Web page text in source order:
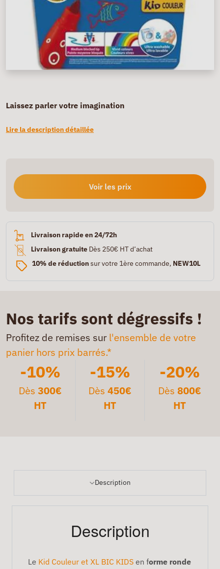
Laissez parler votre imagination
Lire la description détaillée
Voir les prix
Livraison rapide en 24/72h
Livraison gratuite Dès 250€ HT d’achat
10% de réductionsur votre 1ère commande, NEW10L
Nos tarifs sont dégressifs !
Profitez de remises sur l'ensemble de votre
panier hors prix barrés.*
-10%
Dès300€
HT
-15%
Dès 450€
HT
-20%
Dès 800€
HT
Description
Description
Le Kid Couleur et XL BIC KIDS en forme ronde